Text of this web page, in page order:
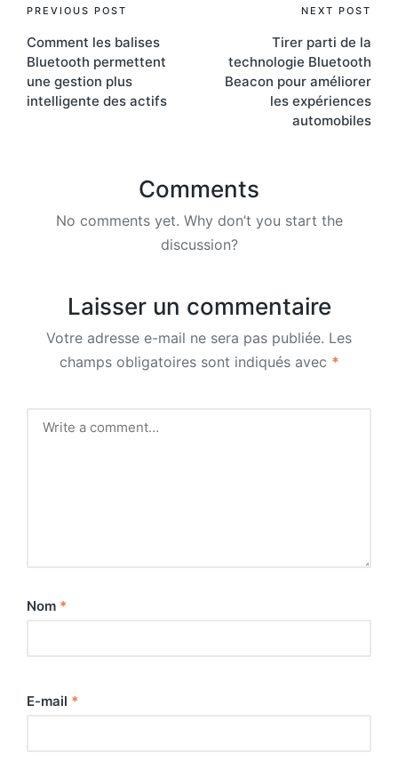
Post
navigation
PREVIOUS POST
Comment les balises
Bluetooth permettent
une gestion plus
intelligente des actifs
NEXT POST
Tirer parti de la
technologie Bluetooth
Beacon pour améliorer
les expériences
automobiles
Comments
No comments yet. Why don’t you start the
discussion?
Laisser un commentaire
Votre adresse e-mail ne sera pas publiée. Les
champs obligatoires sont indiqués avec *
Nom *
E-mail *